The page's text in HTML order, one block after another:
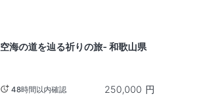
空海の道を辿る祈りの旅- 和歌山県
48時間以内確認 250,000 円